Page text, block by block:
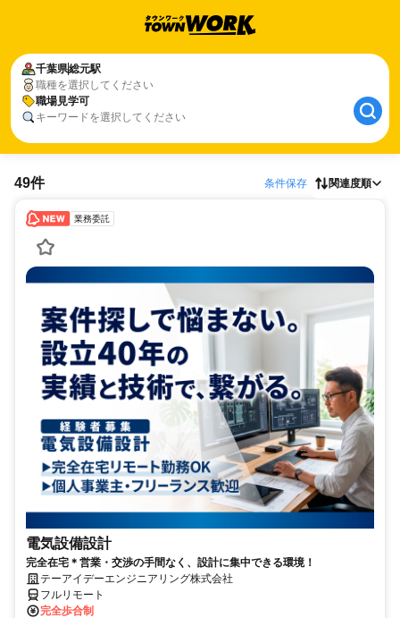
千葉県総元駅
職種を選択してください
職場見学可
キーワードを選択してください
49件 条件保存 関連度順
業務委託
電気設備設計
完全在宅＊営業・交渉の手間なく、設計に集中できる環境！
テーアイデーエンジニアリング株式会社
フルリモート
完全歩合制